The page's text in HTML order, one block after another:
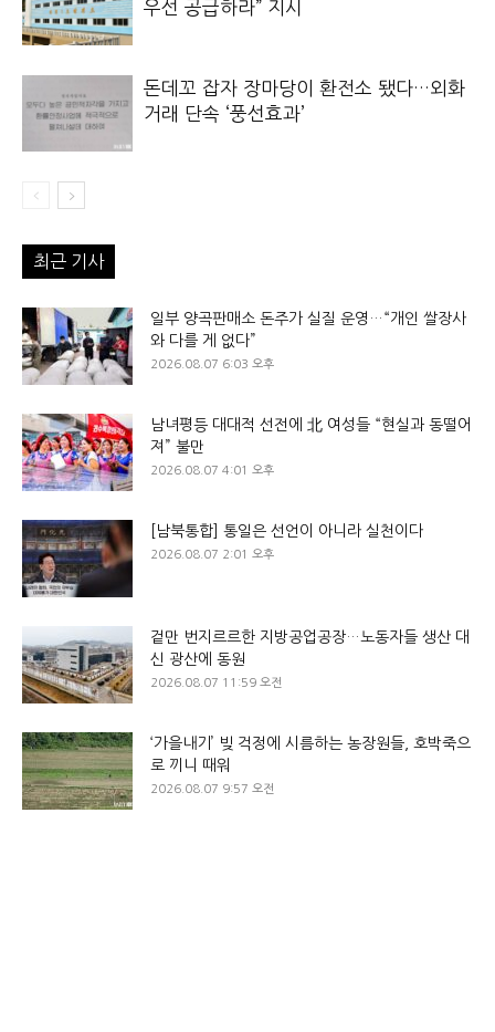
우선 공급하라” 지시
돈데꼬 잡자 장마당이 환전소 됐다…외화
거래 단속 ‘풍선효과’
최근 기사
일부 양곡판매소 돈주가 실질 운영…“개인 쌀장사
와 다를 게 없다”
2026.08.07 6:03 오후
남녀평등 대대적 선전에 北 여성들 “현실과 동떨어
져” 불만
2026.08.07 4:01 오후
[남북통합] 통일은 선언이 아니라 실천이다
2026.08.07 2:01 오후
겉만 번지르르한 지방공업공장…노동자들 생산 대
신 광산에 동원
2026.08.07 11:59 오전
‘가을내기’ 빚 걱정에 시름하는 농장원들, 호박죽으
로 끼니 때워
2026.08.07 9:57 오전